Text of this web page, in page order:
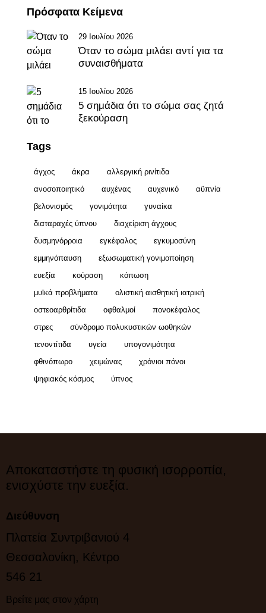
Πρόσφατα Κείμενα
29 Ιουλίου 2026
Όταν το σώμα μιλάει αντί για τα
συναισθήματα
15 Ιουλίου 2026
5 σημάδια ότι το σώμα σας ζητά
ξεκούραση
Tags
άγχος άκρα
αλλεργική ρινίτιδα
ανοσοποιητικό
αυχένας αυχενικό
αϋπνία
βελονισμός
γονιμότητα
γυναίκα
διαταραχές ύπνου
διαχείριση άγχους
δυσμηνόρροια
εγκέφαλος
εγκυμοσύνη
εμμηνόπαυση
εξωσωματική γονιμοποίηση
ευεξία
κούραση
κόπωση
μυϊκά προβλήματα
ολιστική αισθητική ιατρική
οστεοαρθρίτιδα
οφθαλμοί
πονοκέφαλος
στρες
σύνδρομο πολυκυστικών ωοθηκών
τενοντίτιδα
υγεία
υπογονιμότητα
φθινόπωρο
χειμώνας
χρόνιοι πόνοι
ψηφιακός κόσμος
ύπνος
Αποκαταστήστε τη φυσική ισορροπία,
ενισχύστε την ευεξία.
Διεύθυνση
Πλατεία Συντριβανιού 4
Θεσσαλονίκη, Κέντρο
546 21
Βρείτε μας στον χάρτη